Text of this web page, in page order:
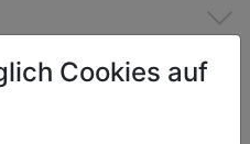
DIESER
Cookies auf